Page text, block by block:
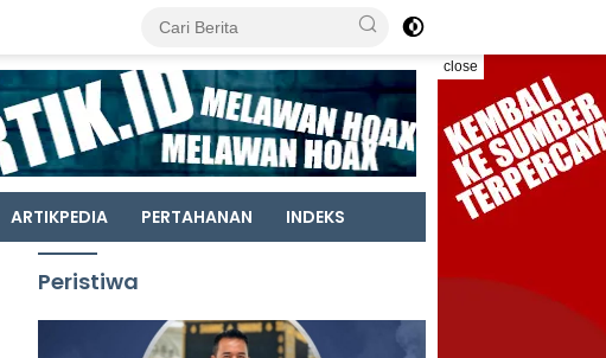
close
ARTIKPEDIA PERTAHANAN INDEKS
Peristiwa